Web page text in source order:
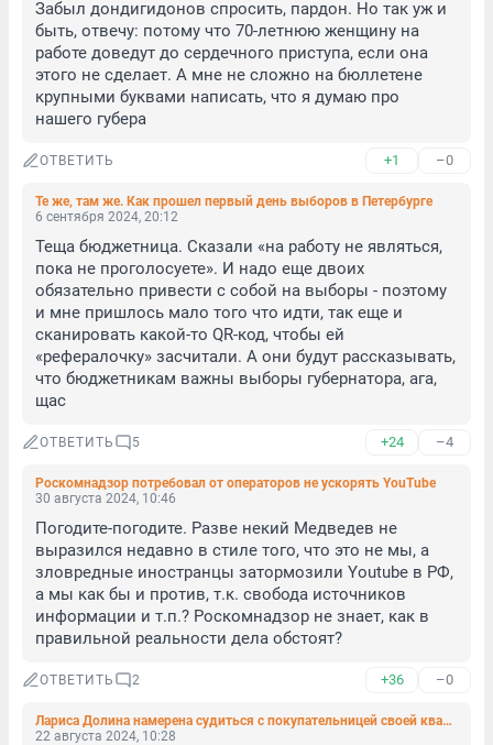
Забыл дондигидонов спросить, пардон. Но так уж и
быть, отвечу: потому что 70-летнюю женщину на
работе доведут до сердечного приступа, если она
этого не сделает. А мне не сложно на бюллетене
крупными буквами написать, что я думаю про
нашего губера
ОТВЕТИТЬ +1 –0
Те же, там же. Как прошел первый день выборов в Петербурге
6 сентября 2024, 20:12
Теща бюджетница. Сказали «на работу не являться,
пока не проголосуете». И надо еще двоих
обязательно привести с собой на выборы - поэтому
и мне пришлось мало того что идти, так еще и
сканировать какой-то QR-код, чтобы ей
«рефералочку» засчитали. А они будут рассказывать,
что бюджетникам важны выборы губернатора, ага,
щас
ОТВЕТИТЬ 5 +24 –4
Роскомнадзор потребовал от операторов не ускорять YouTube
30 августа 2024, 10:46
Погодите-погодите. Разве некий Медведев не
выразился недавно в стиле того, что это не мы, а
зловредные иностранцы затормозили Youtube в РФ,
а мы как бы и против, т.к. свобода источников
информации и т.п.? Роскомнадзор не знает, как в
правильной реальности дела обстоят?
ОТВЕТИТЬ 2 +36 –0
Лариса Долина намерена судиться с покупательницей своей квартиры
22 августа 2024, 10:28